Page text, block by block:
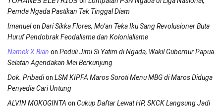
Pemda Ngada Pastikan Tak Tinggal Diam
Imanuelon Dari Sikka Flores, Mo’an Teka Iku Sang Revolusioner Buta
Huruf Pendobrak Feodalisme dan Kolonialisme
Namek X Bian on Peduli Jimi Si Yatim di Ngada, Wakil Gubernur Papua
Selatan Agendakan Mei Berkunjung
Dok. Pribadion LSM KIPFA Maros Soroti Menu MBG di Maros Diduga
Penyedia Cari Untung
ALVIN MOKOGINTA on Cukup Daftar Lewat HP, SKCK Langsung Jadi